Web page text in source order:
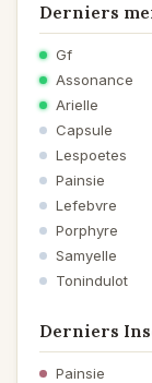
Derniers
Gf
Assonance
Arielle
Capsule
Lespoetes
Painsie
Lefebvre
Porphyre
Samyelle
Tonindulot
Derniers
Painsie